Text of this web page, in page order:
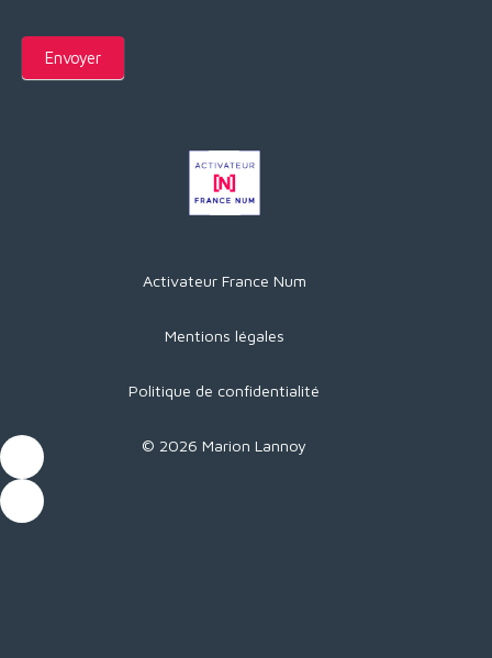
Envoyer
Activateur France Num
Mentions légales
Politique de confidentialité
© 2026 Marion Lannoy